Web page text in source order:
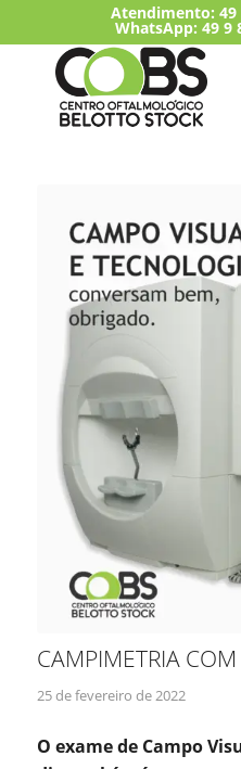
Atendimento:49
WhatsApp: 49 9
CAMPIMETRIA
25 de fevereiro de 2022
O exame de Campo